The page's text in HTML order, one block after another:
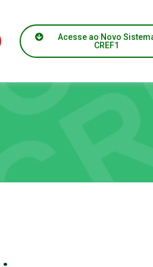
Acesse ao Novo
CREF1